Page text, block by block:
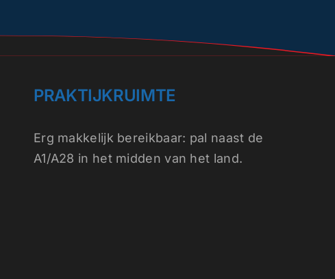
PRAKTIJKRUIMTE
Erg makkelijk bereikbaar: pal naast de
A1/A28 in het midden van het land.